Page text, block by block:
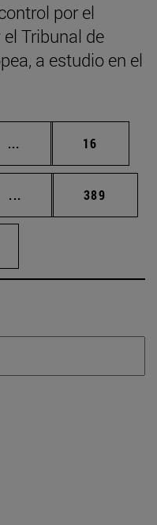
por el
Tribunal de
a estudio en el
... Páginas intermedias
Página
16
... Páginas intermedias
Página
389